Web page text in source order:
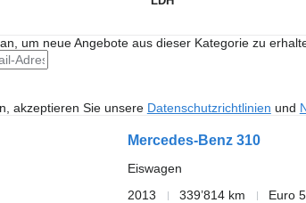
um neue Angebote aus dieser Kategorie zu
akzeptieren Sie unsere Datenschutzrichtlinien und
Mercedes-Benz 310
Eiswagen
2013
339’814 km
Euro 5